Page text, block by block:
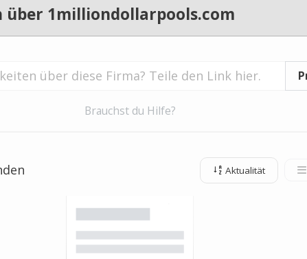
über 1milliondollarpools.com
Brauchst du Hilfe?
Aktualität